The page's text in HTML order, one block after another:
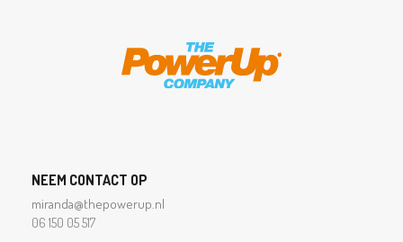
NEEM CONTACT OP
miranda@thepowerup.nl
06 150 05 517